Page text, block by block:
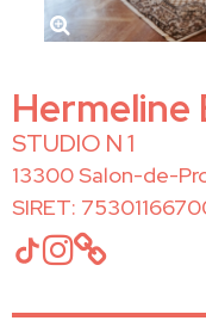
Hermeline
STUDIO N 1
13300 Salon-de-
SIRET: